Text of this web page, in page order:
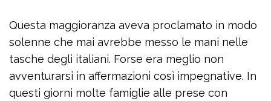
Questa maggioranza aveva proclamato in modo
solenne che mai avrebbe messo le mani nelle
tasche degli italiani. Forse era meglio non
avventurarsi in affermazioni così impegnative. In
questi giorni molte famiglie alle prese con